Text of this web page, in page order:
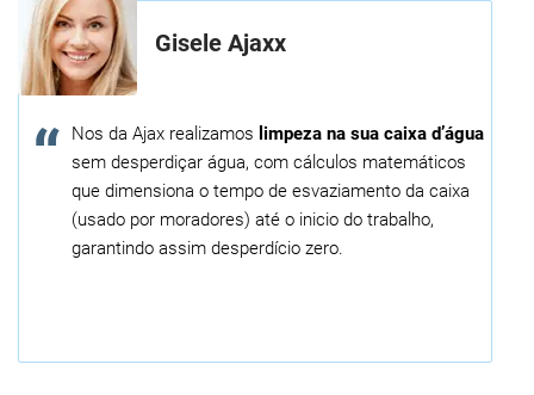
Gisele Ajaxx
Nos da Ajax realizamos limpeza na sua caixa d’água
sem desperdiçar água, com cálculos matemáticos
que dimensiona o tempo de esvaziamento da caixa
(usado por moradores) até o inicio do trabalho,
garantindo assim desperdício zero.